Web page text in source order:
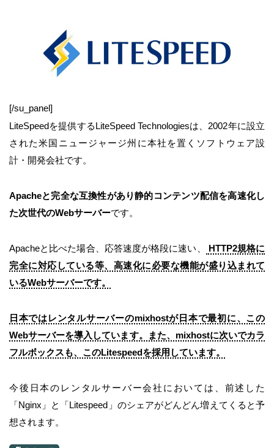
[/su_panel]
LiteSpeedを提供するLiteSpeed Technologiesは、2002年に設立
された米国ニュージャージ州に本社を置くソフトウェア設
計・開発会社です。
Apacheと完全な互換性があり静的コンテンツ配信を高速化し
た次世代のWebサーバーです。
Apacheと比べた場合、応答速度が格段に速い、
HTTP2規格に
完全に対応している等、高速化に必要な機能が盛り込まれて
いるWebサーバーです。
日本ではレンタルサーバーのmixhostが日本で最初に、この
Webサーバーを導入しています。また、mixhostに次いでカラ
フルボックスも、このLitespeedを採用しています。
今後日本のレンタルサーバー会社においては、前述した
「Nginx」と「Litespeed」のシェアがどんどん増えてくると予
想されます。